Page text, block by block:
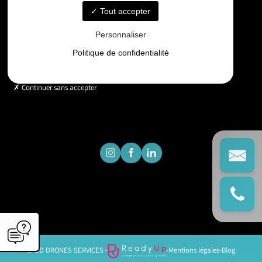
Horaires
Lundi - Vendredi : 9h - 18h
© GD DRONES SERVICES - -Mentions légales-Blog
Tout accepter
Personnaliser
Politique de confidentialité
Continuer sans accepter